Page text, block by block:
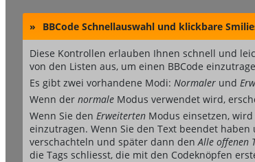
» BBCode Schnellauswahl und klickbare
Diese Kontrollen erlauben Ihnen schnell und
von den Listen aus, um einen BBCode
Es gibt zwei vorhandene Modi: Normaler und
Wenn der normale Modus verwendet wird,
Wenn Sie den Erweiterten Modus einsetzen,
einzutragen. Wenn Sie den Text beendet
verschachteln und später dann denAlle offenen
die Tags schliesst, die mit den Codeknöpfen